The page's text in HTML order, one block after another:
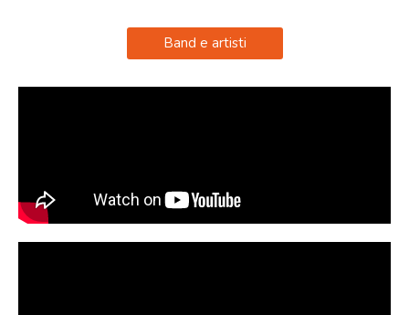
Band e artisti